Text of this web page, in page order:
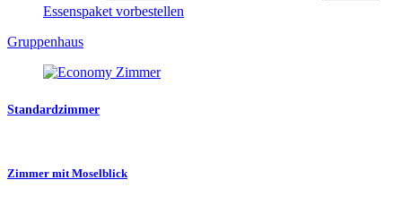
Essenspaket vorbestellen
Gruppenhaus
Standardzimmer
Zimmer mit Moselblick